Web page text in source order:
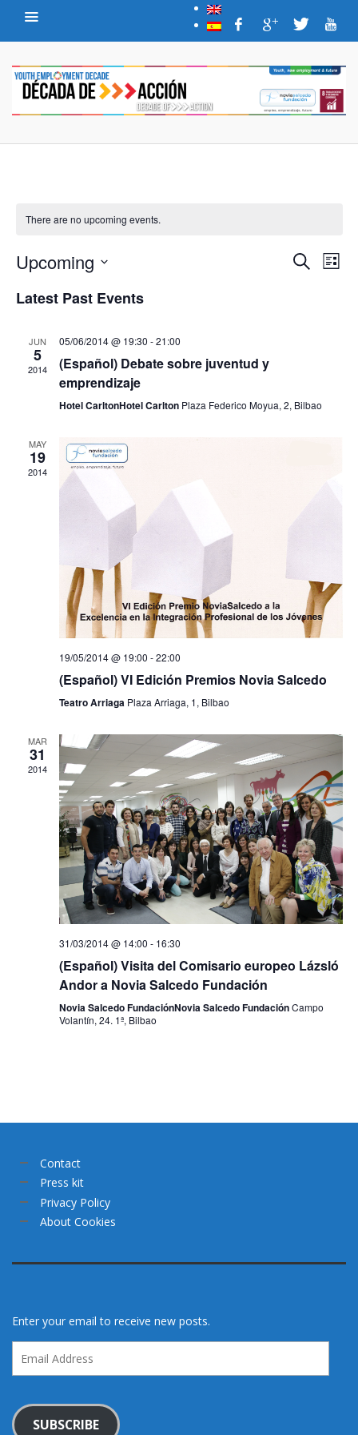
There are no upcoming events.
E
s
r
h
a
n
d
V
i
e
w
s
N
a
v
i
g
t
SEARCH
E
v
i
o
n
LIST
Upcoming
date.
Latest Past Events
JUN
5
2014
05/06/2014 @ 19:30 -21:00
(Español) Debate sobre juventud y
emprendizaje
Hotel CarltonHotel Carlton Plaza Federico Moyua, 2, Bilbao
MAY
19
2014
19/05/2014 @ 19:00 -22:00
(Español) VI Edición Premios Novia Salcedo
Teatro Arriaga Plaza Arriaga, 1, Bilbao
MAR
31
2014
31/03/2014 @ 14:00 - 16:30
(Español) Visita del Comisario europeo Lázsló
Andor a Novia Salcedo Fundación
Novia Salcedo FundaciónNovia Salcedo Fundación Campo
Volantín, 24. 1ª, Bilbao
Contact
Press kit
Privacy Policy
About Cookies
Enter your email to receive new posts.
Address
SUBSCRIBE